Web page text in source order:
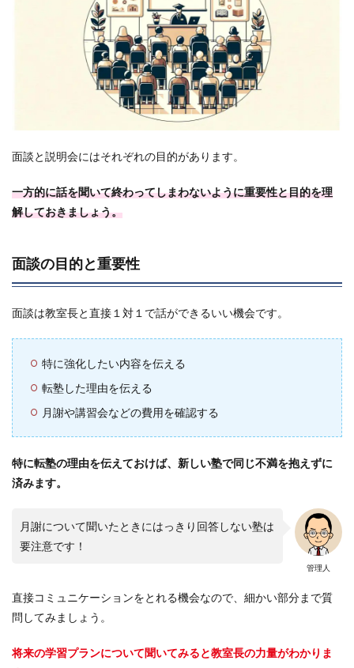
面談と説明会にはそれぞれの目的があります。
一方的に話を聞いて終わってしまわないように重要性と目的を理
解しておきましょう。
面談の目的と重要性
面談は教室長と直接１対１で話ができるいい機会です。
特に強化したい内容を伝える
転塾した理由を伝える
月謝や講習会などの費用を確認する
特に転塾の理由を伝えておけば、新しい塾で同じ不満を抱えずに
済みます。
管理人
月謝について聞いたときにはっきり回答しない塾は
要注意です！
直接コミュニケーションをとれる機会なので、細かい部分まで質
問してみましょう。
将来の学習プランについて聞いてみると教室長の力量がわかりま